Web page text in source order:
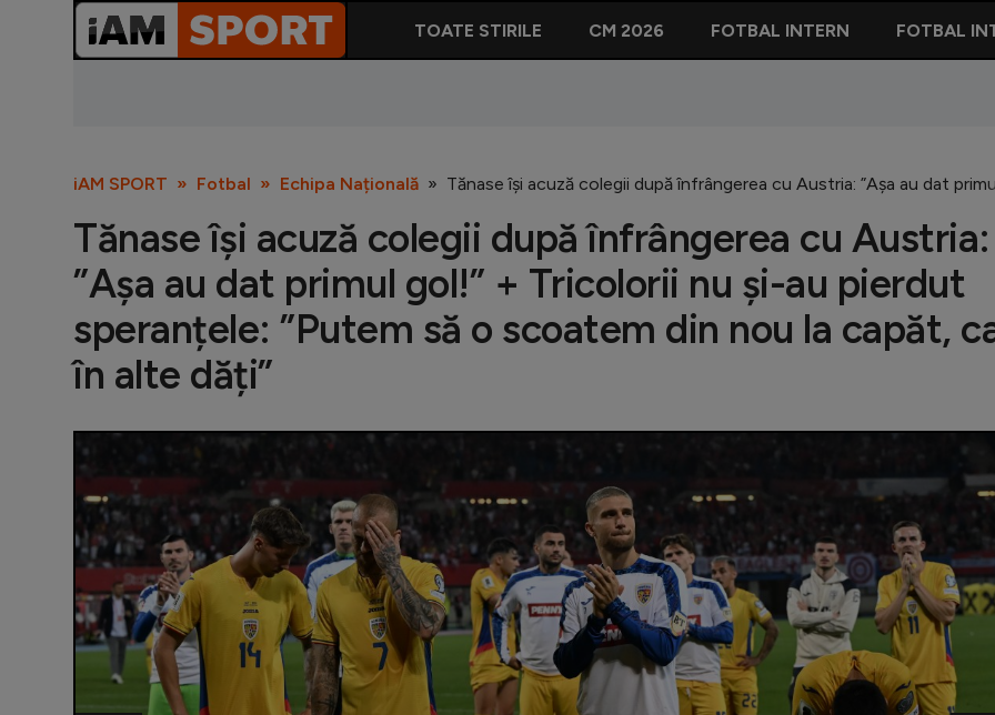
TOATE STIRILE CM 2026 FOTBAL INTERN FOTBAL
iAM SPORT Fotbal Echipa Națională Tănase își acuză colegii după înfrângerea cu Austria: ”Așa au dat
Tănase își acuză colegii după înfrângerea cu Austria:
”Așa au dat primul gol!” + Tricolorii nu și-au pierdut
speranțele: ”Putem să o scoatem din nou la capăt,
în alte dăți”